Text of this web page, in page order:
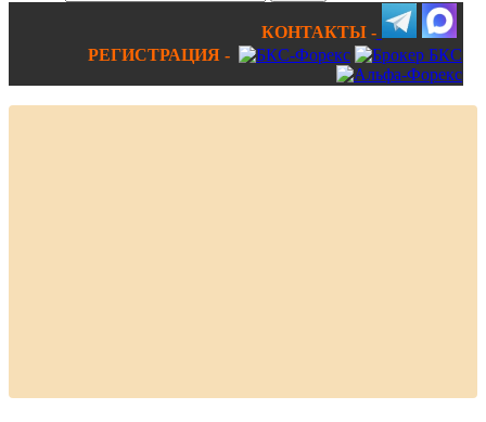
КОНТАКТЫ -
РЕГИСТРАЦИЯ -